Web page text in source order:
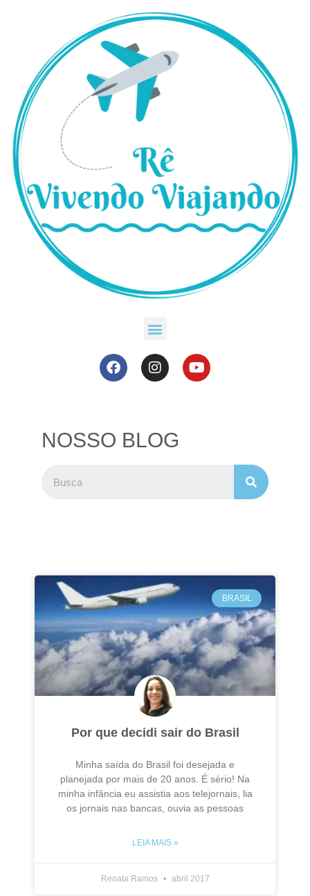
NOSSO BLOG
BRASIL
Por que decidi sair do Brasil
Minha saída do Brasil foi desejada e
planejada por mais de 20 anos. É sério! Na
minha infância eu assistia aos telejornais, lia
os jornais nas bancas, ouvia as pessoas
LEIA MAIS »
Renata Ramos abril 2017